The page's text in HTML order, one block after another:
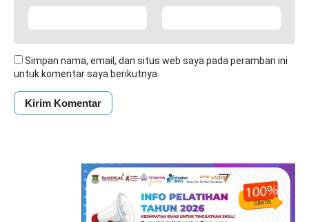
Simpan nama, email, dan situs web saya pada peramban ini
untuk komentar saya berikutnya.